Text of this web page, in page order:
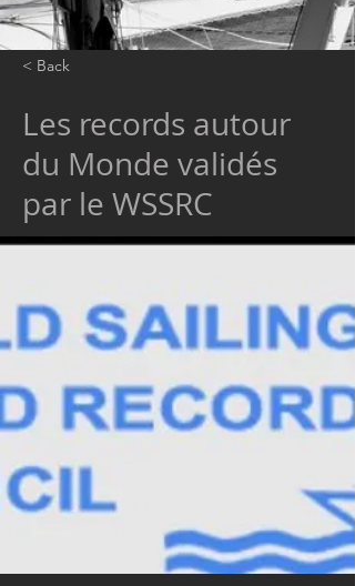
< Back
Les records autour
du Monde validés
par le WSSRC